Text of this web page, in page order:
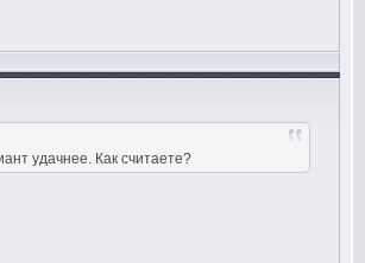
удачнее. Как считаете?